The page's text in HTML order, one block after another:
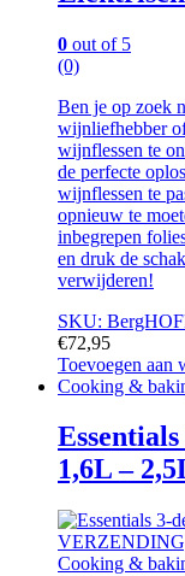
0 out of 5
(0)
Ben je op zoek
wijnliefhebber
wijnflessen te
de perfecte
wijnflessen te
opnieuw te
inbegrepen
en druk de
verwijderen!
SKU:
€72,95
Toevoegen aan
Cooking &
1,6L –
Cooking &